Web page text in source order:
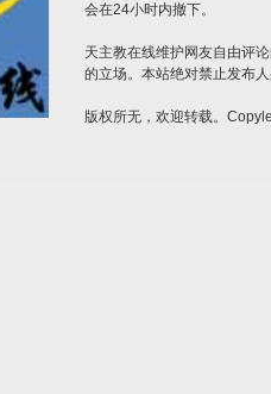
会在24小时内撤下。
天主教在线维护网友自由评
的立场。本站绝对禁止发布
版权所无，欢迎转载。